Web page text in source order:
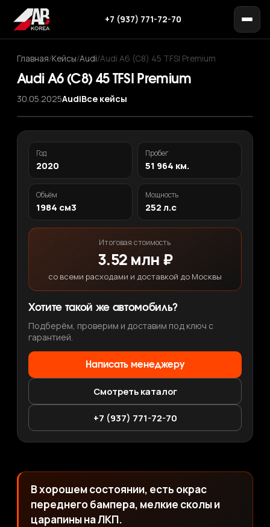
+7 (937) 771-72-70
Главная/Кейсы/Audi/Audi A6 (C8) 45 TFSI Premium
Audi A6 (C8) 45 TFSI Premium
30.05.2025AudiВсе кейсы
‹
›
1/ 12
Год
2020
Пробег
51 964 км.
Объём
1984 см3
Мощность
252 л.с
Итоговая стоимость
3.52 млн ₽
со всеми расходами и доставкой до Москвы
Хотите такой же автомобиль?
Подберём, проверим и доставим под ключ с
гарантией.
Написать менеджеру
Смотреть каталог
+7 (937) 771-72-70
В хорошем состоянии, есть окрас
переднего бампера, мелкие сколы и
царапины на ЛКП.